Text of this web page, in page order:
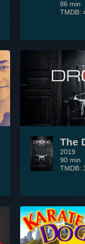
86 min
TMDB:
The
2019
90 min
TMDB: